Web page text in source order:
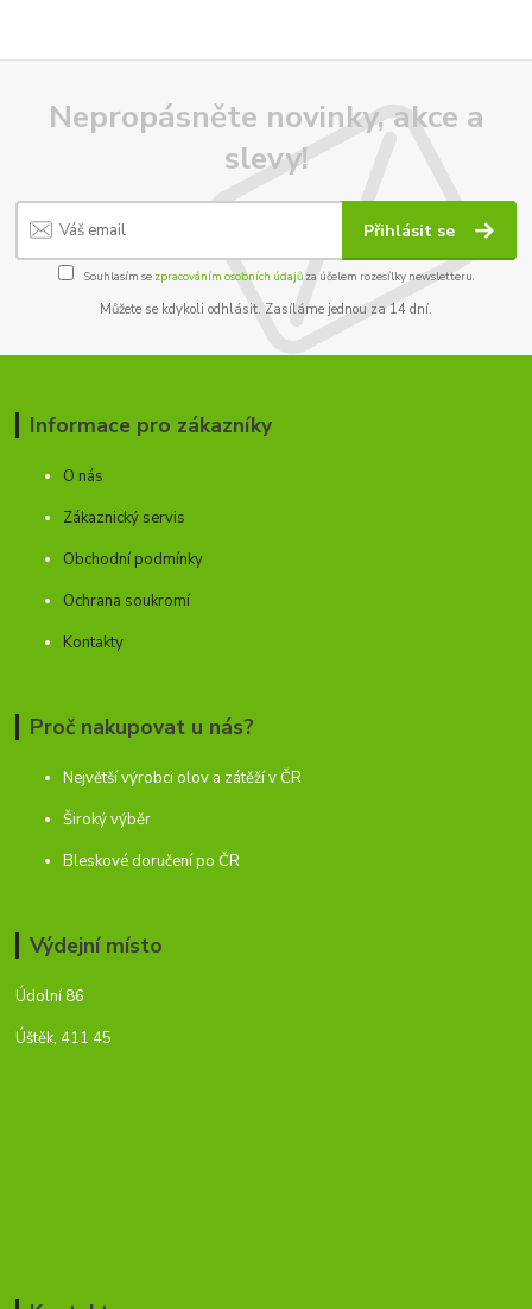
Nepropásněte novinky, akce a
slevy!
Přihlásit se
Souhlasím se zpracováním osobních údajůza účelem rozesílky newsletteru.
Můžete se kdykoli odhlásit. Zasíláme jednou za 14 dní.
Informace pro zákazníky
O nás
Zákaznický servis
Obchodní podmínky
Ochrana soukromí
Kontakty
Proč nakupovat u nás?
Největší výrobci olov a zátěží v ČR
Široký výběr
Bleskové doručení po ČR
Výdejní místo
Údolní 86
Úštěk, 411 45